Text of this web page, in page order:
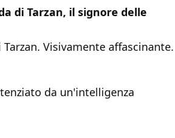
di Tarzan, il signore delle
Visivamente affascinante.
da un'intelligenza